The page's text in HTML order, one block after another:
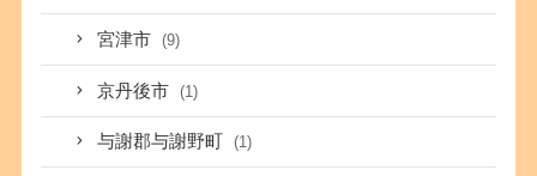
宮津市 (9)
京丹後市 (1)
与謝郡与謝野町 (1)